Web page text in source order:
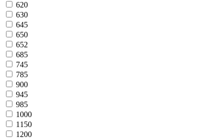
620
630
645
650
652
685
745
785
900
945
985
1000
1150
1200